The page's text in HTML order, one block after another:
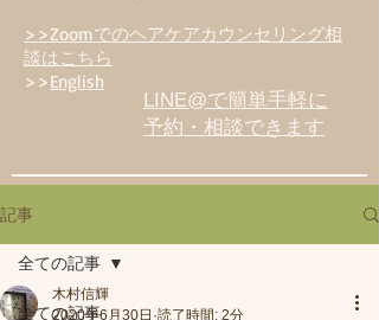
>>Zoomでのヘアケアカウンセリング相
談はこちら
>>English
LINE@で簡単手軽に
予約・相談できます
記事
全ての記事
全ての記事
木村信輝
2020年6月30日 読了時間: 2分